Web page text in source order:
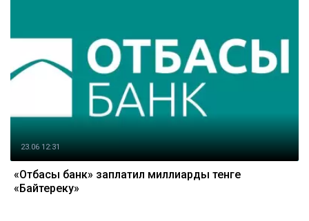
23.06 12:31
«Отбасы банк» заплатил миллиарды тенге
«Байтереку»